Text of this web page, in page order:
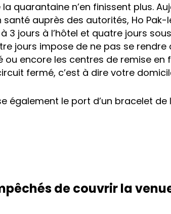
quarantaine n’en finissent plus.
auprès des autorités, Ho Pak-
3 jours à l’hôtel et quatre jours
jours impose de ne pas se rendre
ou encore les centres de remise en
fermé, c’est à dire votre
également le port d’un bracelet
de couvrir la